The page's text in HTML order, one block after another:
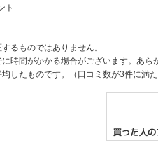
ト
るものではありません。
時間がかかる場合がございます。あら
したものです。（口コミ数が3件に満